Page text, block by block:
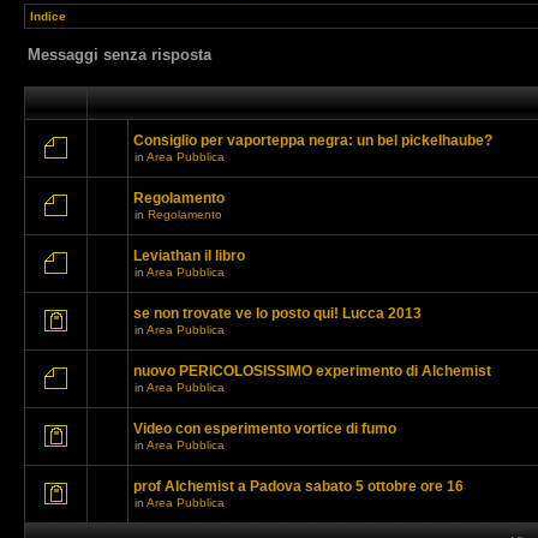
Indice
Messaggi senza risposta
Consiglio per vaporteppa negra: un bel pickelhaube?
in Area Pubblica
Regolamento
in Regolamento
Leviathan il libro
in Area Pubblica
se non trovate ve lo posto qui! Lucca 2013
in Area Pubblica
nuovo PERICOLOSISSIMO experimento di Alchemist
in Area Pubblica
Video con esperimento vortice di fumo
in Area Pubblica
prof Alchemist a Padova sabato 5 ottobre ore 16
in Area Pubblica